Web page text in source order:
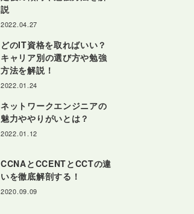
説
2022.04.27
どのIT資格を取ればいい？
キャリア別の選び方や勉強
方法を解説！
2022.01.24
ネットワークエンジニアの
魅力ややりがいとは？
2022.01.12
CCNAとCCENTとCCTの違
いを徹底解剖する！
2020.09.09